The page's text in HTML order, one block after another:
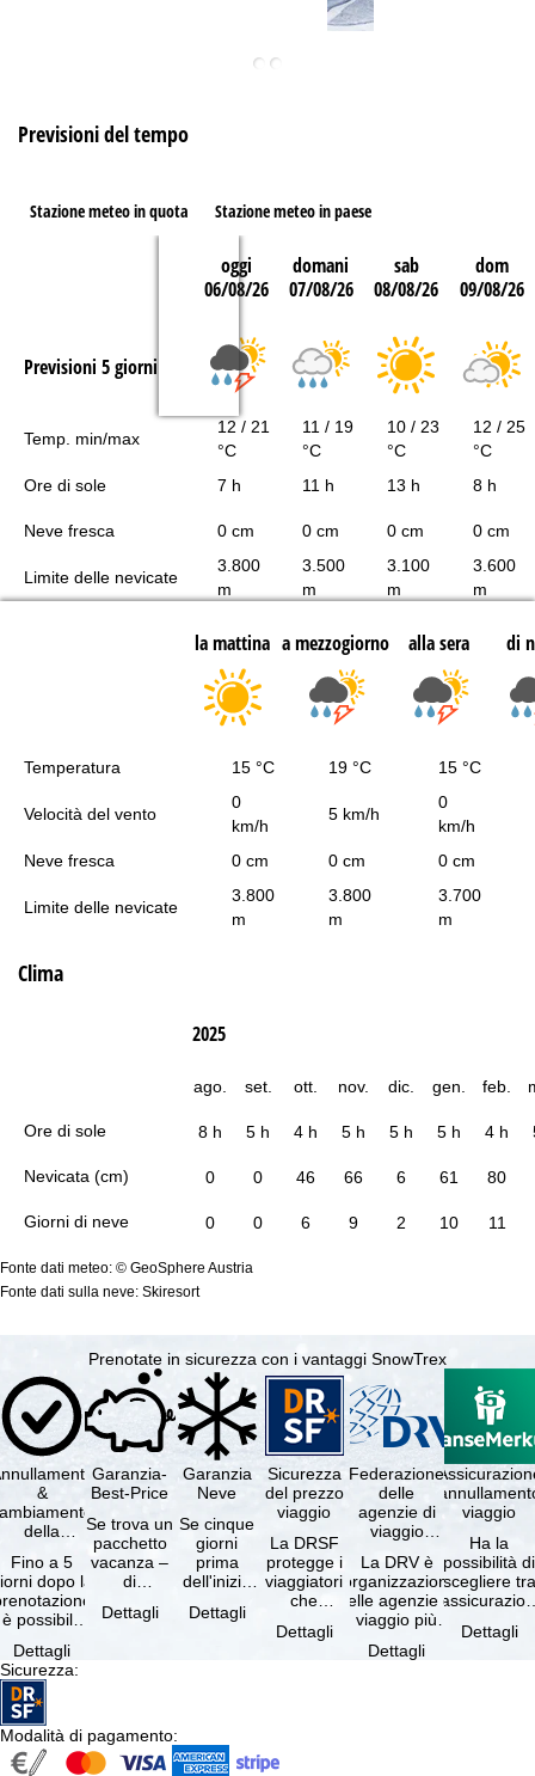
Previsioni del tempo
Stazione meteo in quota Stazione meteo in paese
oggi
06/08/26
domani
07/08/26
sab
08/08/26
dom
09/08/26
Previsioni 5 giorni
Temp. min/max
12 / 21
°C
11 / 19
°C
10 / 23
°C
12 / 25
°C
Ore di sole
7 h 11 h 13 h 8 h
Neve fresca 0 cm 0 cm 0 cm 0 cm
Limite delle nevicate
3.800
m
3.500
m
3.100
m
3.600
m
la mattina a mezzogiorno alla sera di
Temperatura 15 °C 19 °C 15 °C
Velocità del vento
0
km/h
5 km/h
0
km/h
Neve fresca
0 cm 0 cm 0 cm
Limite delle nevicate
3.800
m
3.800
m
3.700
m
Clima
Ore di sole
Nevicata (cm)
Giorni di neve
2025
ago. set. ott. nov. dic. gen. feb.
8 h 5 h 4 h 5 h 5 h 5 h 4 h
0 0 46 66 6 61 80
0 0 6 9 2 10 11
Fonte dati meteo: © GeoSphere Austria
Fonte dati sulla neve: Skiresort
Prenotate in sicurezza con i vantaggi SnowTrex
&
della
gratuiti
Fino a 5
dopo la
è possibile
il …
Dettagli
Garanzia-
Best-Price
Se trova un
pacchetto
vacanza –
di
e servizi
Dettagli
Garanzia
Neve
Se cinque
giorni
prima
dell'inizio
soggiorno
Dettagli
Sicurezza
del prezzo
viaggio
La DRSF
protegge i
viaggiatori
che
un
Dettagli
Federazione
delle
agenzie di
viaggio
La DRV è
l'organizzazione
delle agenzie di
viaggio più
Germania.
Dettagli
viaggio
Ha la
possibilità di
scegliere tra
viaggio
Dettagli
Sicurezza:
Modalità di pagamento: